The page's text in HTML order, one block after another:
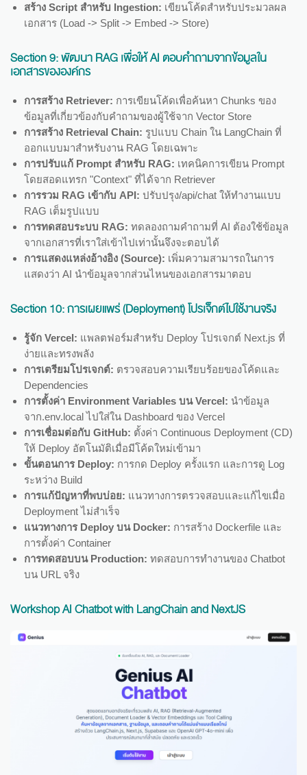
สร้าง Script สำหรับ Ingestion: เขียนโค้ดสำหรับประมวลผล
เอกสาร (Load -> Split -> Embed -> Store)
Section 9:พัฒนา RAG เพื่อให้ AI ตอบคำถามจากข้อมูลใน
เอกสารขององค์กร
การสร้าง Retriever: การเขียนโค้ดเพื่อค้นหา Chunks ของ
ข้อมูลที่เกี่ยวข้องกับคำถามของผู้ใช้จาก Vector Store
การสร้าง Retrieval Chain: รูปแบบ Chain ใน LangChain ที่
ออกแบบมาสำหรับงาน RAG โดยเฉพาะ
การปรับแก้ Prompt สำหรับ RAG: เทคนิคการเขียน Prompt
โดยสอดแทรก "Context" ที่ได้จาก Retriever
การรวม RAG เข้ากับ API: ปรับปรุง/api/chat ให้ทำงานแบบ
RAG เต็มรูปแบบ
การทดสอบระบบ RAG: ทดลองถามคำถามที่ AI ต้องใช้ข้อมูล
จากเอกสารที่เราใส่เข้าไปเท่านั้นจึงจะตอบได้
การแสดงแหล่งอ้างอิง (Source): เพิ่มความสามารถในการ
แสดงว่า AI นำข้อมูลจากส่วนไหนของเอกสารมาตอบ
Section 10:การเผยแพร่ (Deployment) โปรเจ็กต์ไปใช้งานจริง
รู้จัก Vercel: แพลตฟอร์มสำหรับ Deploy โปรเจกต์ Next.js ที่
ง่ายและทรงพลัง
การเตรียมโปรเจกต์: ตรวจสอบความเรียบร้อยของโค้ดและ
Dependencies
การตั้งค่า Environment Variables บน Vercel: นำข้อมูล
จาก.env.local ไปใส่ใน Dashboard ของ Vercel
การเชื่อมต่อกับ GitHub: ตั้งค่า Continuous Deployment (CD)
ให้ Deploy อัตโนมัติเมื่อมีโค้ดใหม่เข้ามา
ขั้นตอนการ Deploy: การกด Deploy ครั้งแรก และการดู Log
ระหว่าง Build
การแก้ปัญหาที่พบบ่อย: แนวทางการตรวจสอบและแก้ไขเมื่อ
Deployment ไม่สำเร็จ
แนวทางการ Deploy บน Docker: การสร้าง Dockerfile และ
การตั้งค่า Container
การทดสอบบน Production: ทดสอบการทำงานของ Chatbot
บน URL จริง
Workshop AI Chatbot with LangChain and NextJS